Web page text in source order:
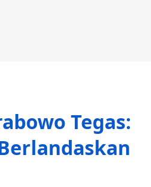
Tegas: